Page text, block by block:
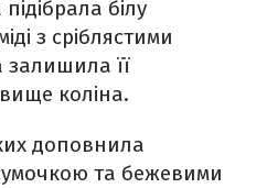
білу
з сріблястими
залишила її
коліна.
доповнила
та бежевими